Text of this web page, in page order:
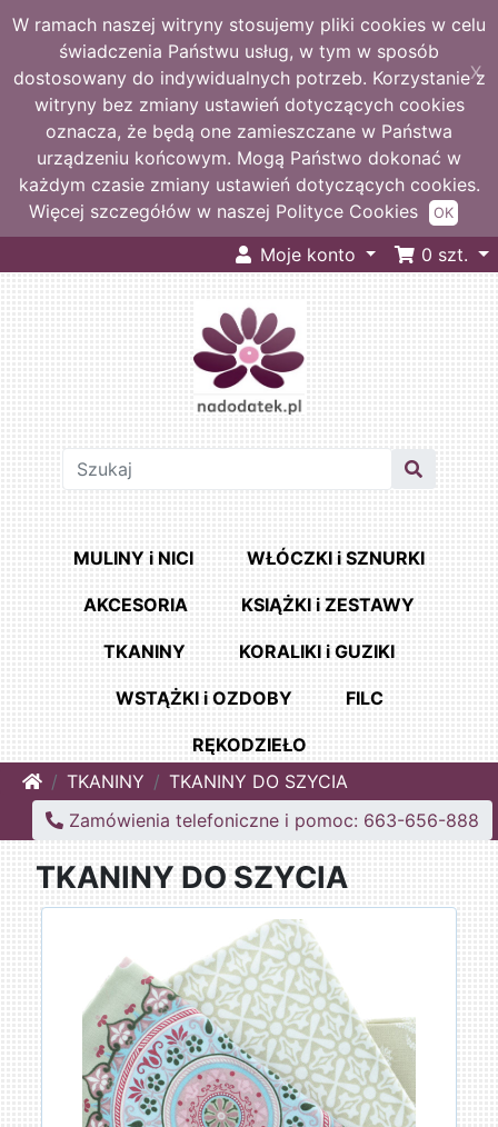
W ramach naszej witryny stosujemy pliki cookies w celu
świadczenia Państwu usług, w tym w sposób
dostosowany do indywidualnych potrzeb. Korzystanie z
witryny bez zmiany ustawień dotyczących cookies
oznacza, że będą one zamieszczane w Państwa
urządzeniu końcowym. Mogą Państwo dokonać w
każdym czasie zmiany ustawień dotyczących cookies.
Więcej szczegółów w naszej Polityce Cookies
X
OK
Moje konto 0 szt.
MULINY i NICI WŁÓCZKI i SZNURKI
AKCESORIA KSIĄŻKI i ZESTAWY
TKANINY KORALIKI i GUZIKI
WSTĄŻKI i OZDOBY FILC
RĘKODZIEŁO
HomeTKANINY
TKANINY DO SZYCIA
Zamówienia telefoniczne i pomoc: 663-656-888
TKANINY DO SZYCIA